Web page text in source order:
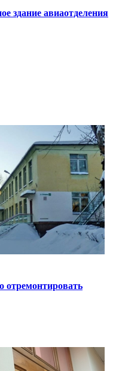
здание авиаотделения
отремонтировать